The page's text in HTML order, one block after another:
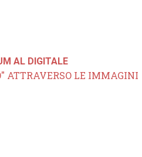
AL DIGITALE
ATTRAVERSO LE IMMAGINI